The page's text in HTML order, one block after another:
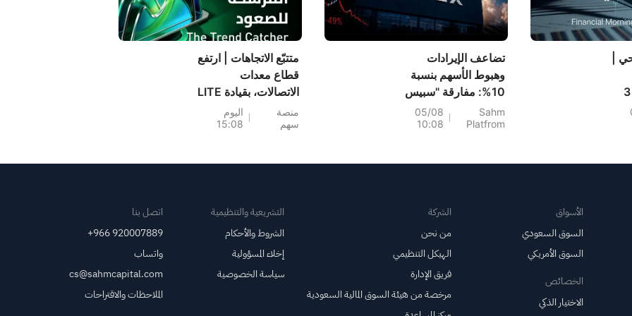
|
إيرانية مقررة في 3
تضاعف الإيرادات
وهبوط الأسهم بنسبة
10%: مفارقة "سبيس
إكس" بقيمة 100 مليار
دولار و"انهيار" الـ 912
Sahm
Platfrom
05/08
10:08
متتبّع الاتجاهات | ارتفع
قطاع معدات
الاتصالات، بقيادة LITE
(+6%)؛ وسجلت أسهم
PH (+7%) وTPR
مستويات رئيسية.
منصة
سهم
اليوم
15:08
الأسواق
السوق السعودي
السوق الأمريكي
الخصائص
الاختيار الذكي
الشركة
من نحن
الهيكل التنظيمي
فريق الإدارة
مرخصة من هيئة السوق المالية السعودية
التشريعية والتنظيمية
الشروط والأحكام
إخلاء المسؤولية
سياسة الخصوصية
اتصل بنا
+966 920007889
واتساب
cs@sahmcapital.com
الملاحظات والاقتراحات